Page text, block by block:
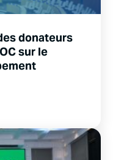
donateurs
sur le